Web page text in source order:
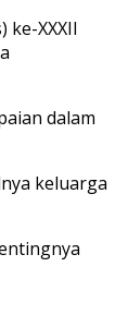
XXXII
dalam
keluarga